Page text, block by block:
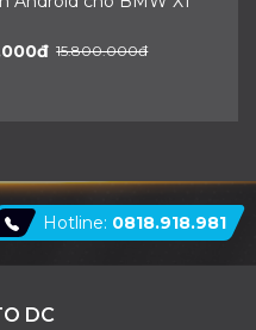
15.800.000đ
Hotline: 0818.918.981
DC